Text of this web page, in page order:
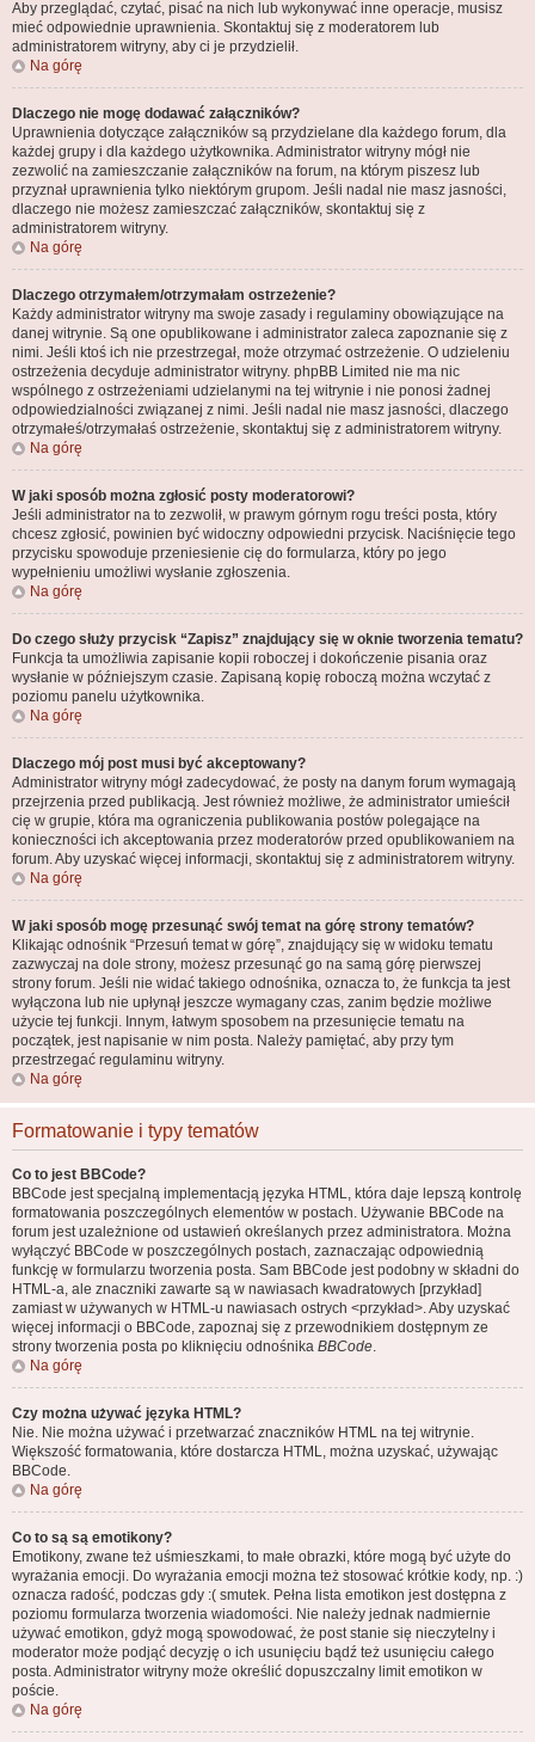
Aby przeglądać, czytać, pisać na nich lub wykonywać inne operacje, musisz
mieć odpowiednie uprawnienia. Skontaktuj się z moderatorem lub
administratorem witryny, aby ci je przydzielił.
Na górę
Dlaczego nie mogę dodawać załączników?
Uprawnienia dotyczące załączników są przydzielane dla każdego forum, dla
każdej grupy i dla każdego użytkownika. Administrator witryny mógł nie
zezwolić na zamieszczanie załączników na forum, na którym piszesz lub
przyznał uprawnienia tylko niektórym grupom. Jeśli nadal nie masz jasności,
dlaczego nie możesz zamieszczać załączników, skontaktuj się z
administratorem witryny.
Na górę
Dlaczego otrzymałem/otrzymałam ostrzeżenie?
Każdy administrator witryny ma swoje zasady i regulaminy obowiązujące na
danej witrynie. Są one opublikowane i administrator zaleca zapoznanie się z
nimi. Jeśli ktoś ich nie przestrzegał, może otrzymać ostrzeżenie. O udzieleniu
ostrzeżenia decyduje administrator witryny. phpBB Limited nie ma nic
wspólnego z ostrzeżeniami udzielanymi na tej witrynie i nie ponosi żadnej
odpowiedzialności związanej z nimi. Jeśli nadal nie masz jasności, dlaczego
otrzymałeś/otrzymałaś ostrzeżenie, skontaktuj się z administratorem witryny.
Na górę
W jaki sposób można zgłosić posty moderatorowi?
Jeśli administrator na to zezwolił, w prawym górnym rogu treści posta, który
chcesz zgłosić, powinien być widoczny odpowiedni przycisk. Naciśnięcie tego
przycisku spowoduje przeniesienie cię do formularza, który po jego
wypełnieniu umożliwi wysłanie zgłoszenia.
Na górę
Do czego służy przycisk “Zapisz” znajdujący się w oknie tworzenia tematu?
Funkcja ta umożliwia zapisanie kopii roboczej i dokończenie pisania oraz
wysłanie w późniejszym czasie. Zapisaną kopię roboczą można wczytać z
poziomu panelu użytkownika.
Na górę
Dlaczego mój post musi być akceptowany?
Administrator witryny mógł zadecydować, że posty na danym forum wymagają
przejrzenia przed publikacją. Jest również możliwe, że administrator umieścił
cię w grupie, która ma ograniczenia publikowania postów polegające na
konieczności ich akceptowania przez moderatorów przed opublikowaniem na
forum. Aby uzyskać więcej informacji, skontaktuj się z administratorem witryny.
Na górę
W jaki sposób mogę przesunąć swój temat na górę strony tematów?
Klikając odnośnik “Przesuń temat w górę”, znajdujący się w widoku tematu
zazwyczaj na dole strony, możesz przesunąć go na samą górę pierwszej
strony forum. Jeśli nie widać takiego odnośnika, oznacza to, że funkcja ta jest
wyłączona lub nie upłynął jeszcze wymagany czas, zanim będzie możliwe
użycie tej funkcji. Innym, łatwym sposobem na przesunięcie tematu na
początek, jest napisanie w nim posta. Należy pamiętać, aby przy tym
przestrzegać regulaminu witryny.
Na górę
Formatowanie i typy tematów
Co to jest BBCode?
BBCode jest specjalną implementacją języka HTML, która daje lepszą kontrolę
formatowania poszczególnych elementów w postach. Używanie BBCode na
forum jest uzależnione od ustawień określanych przez administratora. Można
wyłączyć BBCode w poszczególnych postach, zaznaczając odpowiednią
funkcję w formularzu tworzenia posta. Sam BBCode jest podobny w składni do
HTML-a, ale znaczniki zawarte są w nawiasach kwadratowych [przykład]
zamiast w używanych w HTML-u nawiasach ostrych <przykład>. Aby uzyskać
więcej informacji o BBCode, zapoznaj się z przewodnikiem dostępnym ze
strony tworzenia posta po kliknięciu odnośnika BBCode.
Na górę
Czy można używać języka HTML?
Nie. Nie można używać i przetwarzać znaczników HTML na tej witrynie.
Większość formatowania, które dostarcza HTML, można uzyskać, używając
BBCode.
Na górę
Co to są są emotikony?
Emotikony, zwane też uśmieszkami, to małe obrazki, które mogą być użyte do
wyrażania emocji. Do wyrażania emocji można też stosować krótkie kody, np. :)
oznacza radość, podczas gdy :( smutek. Pełna lista emotikon jest dostępna z
poziomu formularza tworzenia wiadomości. Nie należy jednak nadmiernie
używać emotikon, gdyż mogą spowodować, że post stanie się nieczytelny i
moderator może podjąć decyzję o ich usunięciu bądź też usunięciu całego
posta. Administrator witryny może określić dopuszczalny limit emotikon w
poście.
Na górę